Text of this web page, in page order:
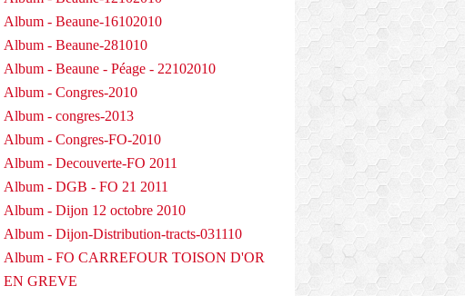
Album - Beaune-16102010
Album - Beaune-281010
Album - Beaune - Péage - 22102010
Album - Congres-2010
Album - congres-2013
Album - Congres-FO-2010
Album - Decouverte-FO 2011
Album - DGB - FO 21 2011
Album - Dijon 12 octobre 2010
Album - Dijon-Distribution-tracts-031110
Album - FO CARREFOUR TOISON D'OR
EN GREVE